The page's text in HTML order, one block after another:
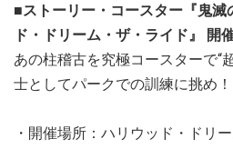
■ストーリー・コースター『鬼滅
ド・ドリーム・ザ・ライド』 開
あの柱稽古を究極コースターで“
士としてパークでの訓練に挑め！
・開催場所：ハリウッド・ドリ